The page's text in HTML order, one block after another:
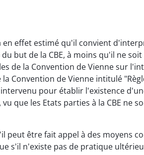
en effet estimé qu'il convient
but de la CBE, à moins qu'il ne
de la Convention de Vienne sur
Convention de Vienne intitulé
pour établir l'existence
que les Etats parties à la CBE ne
peut être fait appel à des moyens
s'il n'existe pas de pratique